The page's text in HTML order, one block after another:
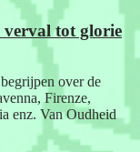
tot glorie
over de
Firenze,
enz. Van Oudheid